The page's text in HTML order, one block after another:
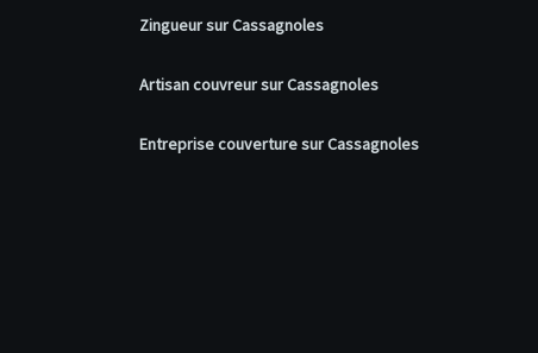
Zingueur sur Cassagnoles
Artisan couvreur sur Cassagnoles
Entreprise couverture sur Cassagnoles